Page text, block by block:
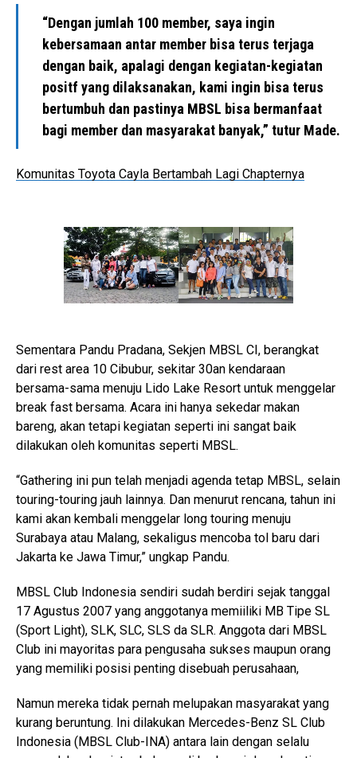
“Dengan jumlah 100 member, saya ingin
kebersamaan antar member bisa terus terjaga
dengan baik, apalagi dengan kegiatan-kegiatan
positf yang dilaksanakan, kami ingin bisa terus
bertumbuh dan pastinya MBSL bisa bermanfaat
bagi member dan masyarakat banyak,” tutur Made.
Komunitas Toyota Cayla Bertambah Lagi Chapternya
Sementara Pandu Pradana, Sekjen MBSL CI, berangkat
dari rest area 10 Cibubur, sekitar 30an kendaraan
bersama-sama menuju Lido Lake Resort untuk menggelar
break fast bersama. Acara ini hanya sekedar makan
bareng, akan tetapi kegiatan seperti ini sangat baik
dilakukan oleh komunitas seperti MBSL.
“Gathering ini pun telah menjadi agenda tetap MBSL, selain
touring-touring jauh lainnya. Dan menurut rencana, tahun ini
kami akan kembali menggelar long touring menuju
Surabaya atau Malang, sekaligus mencoba tol baru dari
Jakarta ke Jawa Timur,” ungkap Pandu.
MBSL Club Indonesia sendiri sudah berdiri sejak tanggal
17 Agustus 2007 yang anggotanya memiiliki MB Tipe SL
(Sport Light), SLK, SLC, SLS da SLR. Anggota dari MBSL
Club ini mayoritas para pengusaha sukses maupun orang
yang memiliki posisi penting disebuah perusahaan,
Namun mereka tidak pernah melupakan masyarakat yang
kurang beruntung. Ini dilakukan Mercedes-Benz SL Club
Indonesia (MBSL Club-INA) antara lain dengan selalu